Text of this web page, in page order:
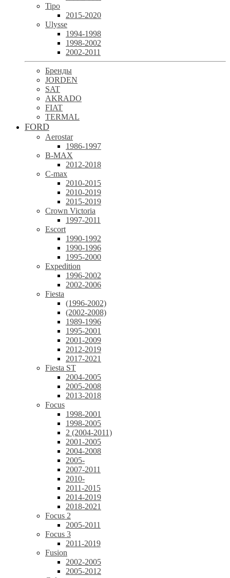
Tipo
2015-2020
Ulysse
1994-1998
1998-2002
2002-2011
Бренды
JORDEN
SAT
AKRADO
FIAT
TERMAL
FORD
Aerostar
1986-1997
B-MAX
2012-2018
C-max
2010-2015
2010-2019
2015-2019
Crown Victoria
1997-2011
Escort
1990-1992
1990-1996
1995-2000
Expedition
1996-2002
2002-2006
Fiesta
(1996-2002)
(2002-2008)
1989-1996
1995-2001
2001-2009
2012-2019
2017-2021
Fiesta ST
2004-2005
2005-2008
2013-2018
Focus
1998-2001
1998-2005
2 (2004-2011)
2001-2005
2004-2008
2005-
2007-2011
2010-
2011-2015
2014-2019
2018-2021
Focus 2
2005-2011
Focus 3
2011-2019
Fusion
2002-2005
2005-2012